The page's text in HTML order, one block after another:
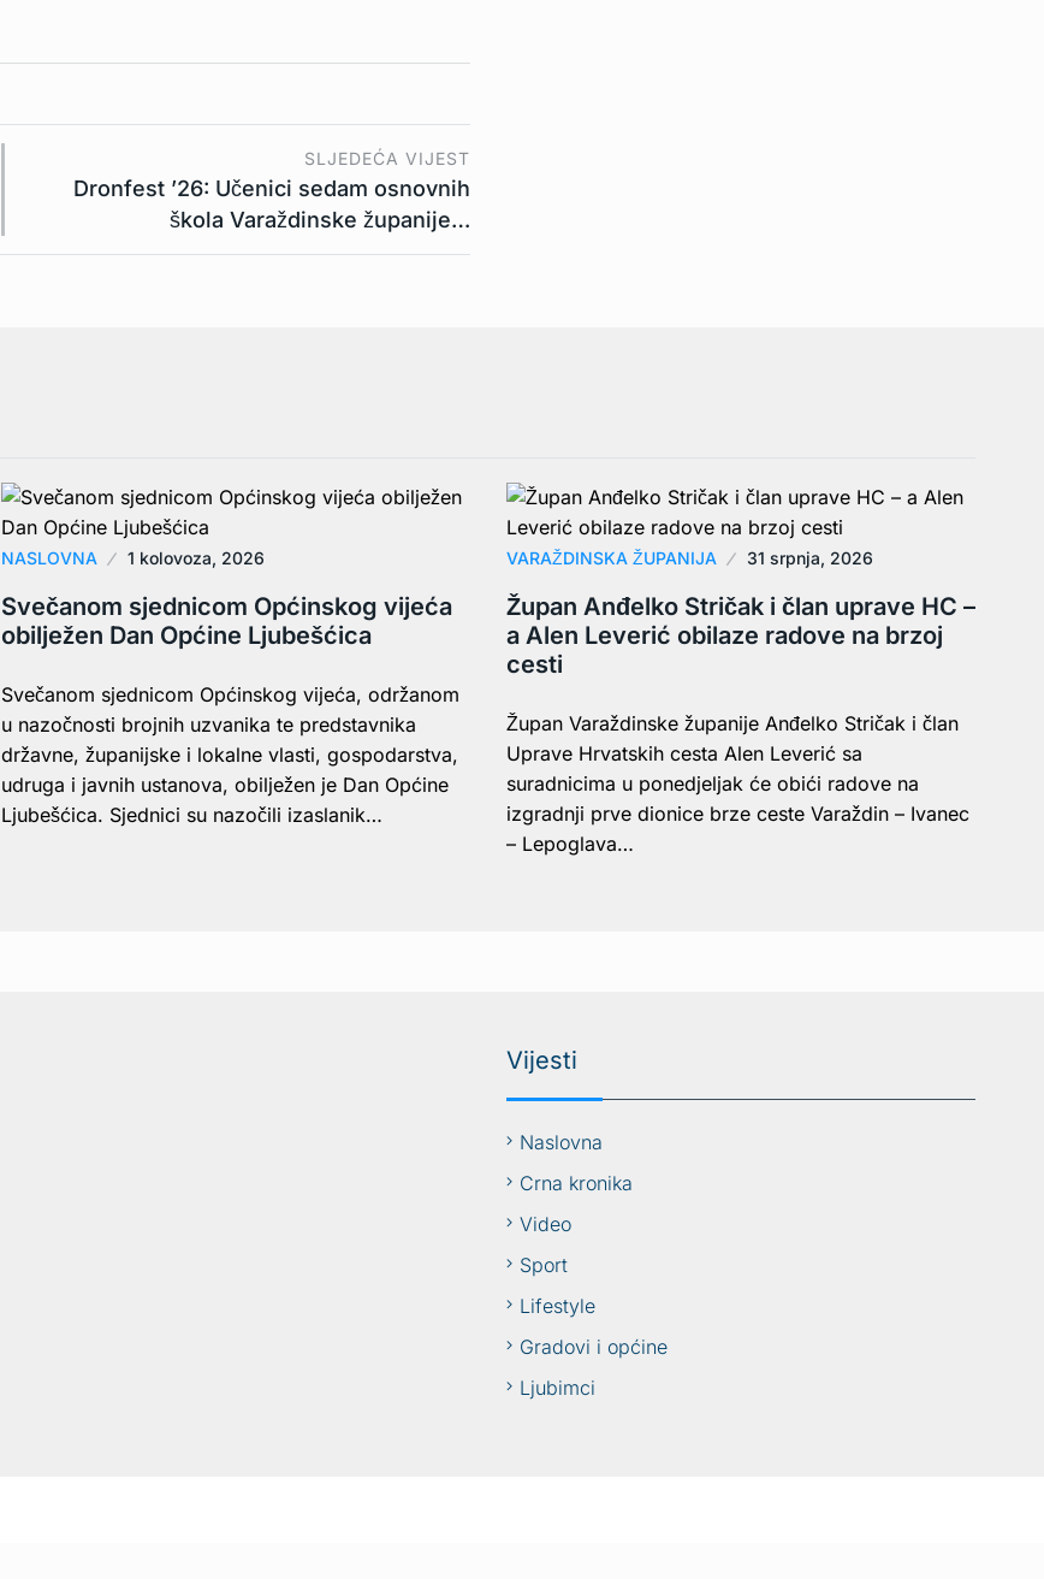
SLJEDEĆA VIJEST
Dronfest ’26: Učenici sedam osnovnih
škola Varaždinske županije…
NASLOVNA 1 kolovoza, 2026
Svečanom sjednicom Općinskog vijeća
obilježen Dan Općine Ljubešćica
Svečanom sjednicom Općinskog vijeća, održanom
u nazočnosti brojnih uzvanika te predstavnika
državne, županijske i lokalne vlasti, gospodarstva,
udruga i javnih ustanova, obilježen je Dan Općine
Ljubešćica. Sjednici su nazočili izaslanik…
VARAŽDINSKA ŽUPANIJA 31 srpnja, 2026
Župan Anđelko Stričak i član uprave HC –
a Alen Leverić obilaze radove na brzoj
cesti
Župan Varaždinske županije Anđelko Stričak i član
Uprave Hrvatskih cesta Alen Leverić sa
suradnicima u ponedjeljak će obići radove na
izgradnji prve dionice brze ceste Varaždin – Ivanec
– Lepoglava…
Vijesti
Naslovna
Crna kronika
Video
Sport
Lifestyle
Gradovi i općine
Ljubimci